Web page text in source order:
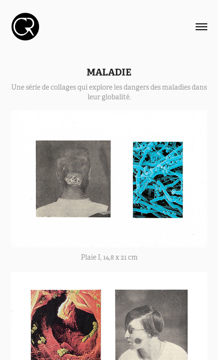
MALADIE
Une série de collages qui explore les dangers des maladies dans
leur globalité.
Plaie I, 14,8 x 21 cm